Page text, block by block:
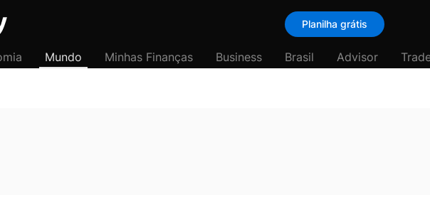
Planilha grátis
Mundo Minhas Finanças Business Brasil Advisor